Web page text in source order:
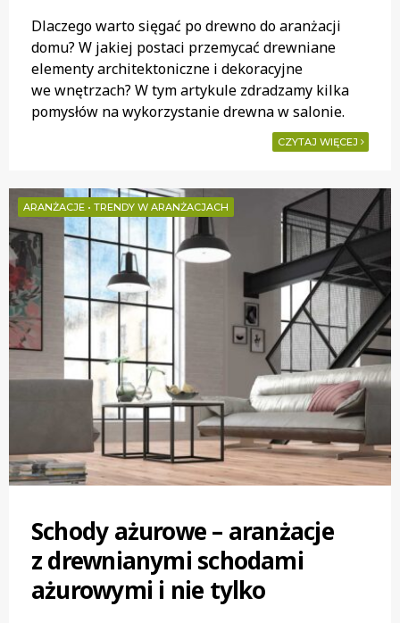
Dlaczego warto sięgać po drewno do aranżacji
domu? W jakiej postaci przemycać drewniane
elementy architektoniczne i dekoracyjne
we wnętrzach? W tym artykule zdradzamy kilka
pomysłów na wykorzystanie drewna w salonie.
CZYTAJ WIĘCEJ
ARANŻACJE • TRENDY W ARANŻACJACH
Schody ażurowe – aranżacje
z drewnianymi schodami
ażurowymi i nie tylko